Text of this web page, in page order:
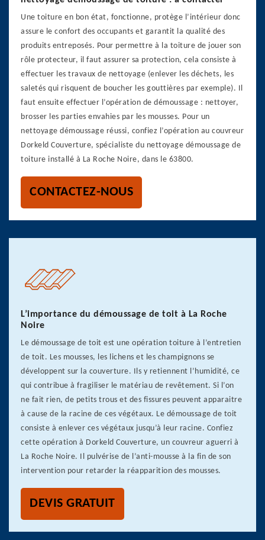
Une toiture en bon état, fonctionne, protège l’intérieur donc
assure le confort des occupants et garantit la qualité des
produits entreposés. Pour permettre à la toiture de jouer son
rôle protecteur, il faut assurer sa protection, cela consiste à
effectuer les travaux de nettoyage (enlever les déchets, les
saletés qui risquent de boucher les gouttières par exemple). Il
faut ensuite effectuer l’opération de démoussage : nettoyer,
brosser les parties envahies par les mousses. Pour un
nettoyage démoussage réussi, confiez l’opération au couvreur
Dorkeld Couverture, spécialiste du nettoyage démoussage de
toiture installé à La Roche Noire, dans le 63800.
CONTACTEZ-NOUS
L’importance du démoussage de toit à La Roche
Noire
Le démoussage de toit est une opération toiture à l’entretien
de toit. Les mousses, les lichens et les champignons se
développent sur la couverture. Ils y retiennent l’humidité, ce
qui contribue à fragiliser le matériau de revêtement. Si l’on
ne fait rien, de petits trous et des fissures peuvent apparaitre
à cause de la racine de ces végétaux. Le démoussage de toit
consiste à enlever ces végétaux jusqu’à leur racine. Confiez
cette opération à Dorkeld Couverture, un couvreur aguerri à
La Roche Noire. Il pulvérise de l’anti-mousse à la fin de son
intervention pour retarder la réapparition des mousses.
DEVIS GRATUIT